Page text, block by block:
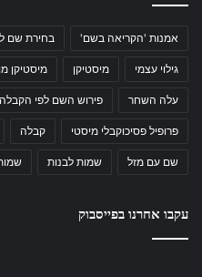
אמנות 'הקריאה בשם' בחירת שם
גילוי עצמי מיסטיקן מיסטיקן
עלה השחר פירוש השם לפי הקבלה
פרופיל פסיכוקבלי מיסטי קבלה
שם עם מזל שמות לבנות
עקבו אחרנו בפייסבוק